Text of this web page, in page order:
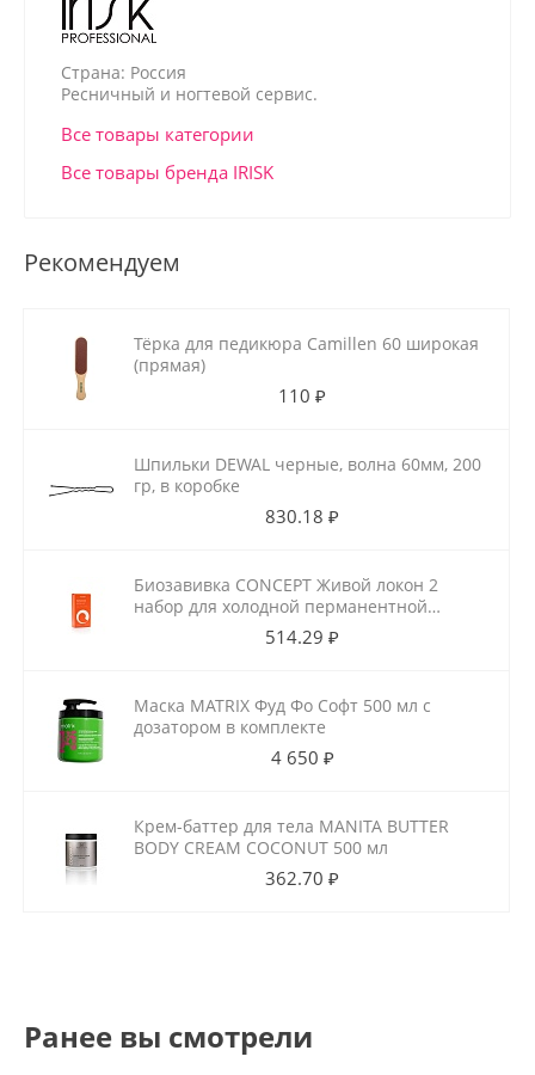
Страна: Россия
Ресничный и ногтевой сервис.
Все товары категории
Все товары бренда IRISK
Рекомендуем
Тёрка для педикюра Camillen 60 широкая
(прямая)
110 ₽
Шпильки DEWAL черные, волна 60мм, 200
гр, в коробке
830.18 ₽
Биозавивка CONCEPT Живой локон 2
набор для холодной перманентной
завивки для ослабленных волос
514.29 ₽
Маска MATRIX Фуд Фо Софт 500 мл с
дозатором в комплекте
4 650 ₽
Крем-баттер для тела MANITA BUTTER
BODY CREAM COCONUT 500 мл
362.70 ₽
Ранее вы смотрели